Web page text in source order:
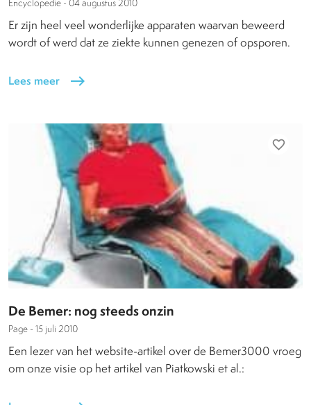
Encyclopedie - 04 augustus 2010
Er zijn heel veel wonderlijke apparaten waarvan beweerd
wordt of werd dat ze ziekte kunnen genezen of opsporen.
Lees meer east
favorite_border
De Bemer: nog steeds onzin
Page - 15 juli 2010
Een lezer van het website-artikel over de Bemer3000 vroeg
om onze visie op het artikel van Piatkowski et al.: